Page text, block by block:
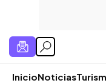
InicioNoticias